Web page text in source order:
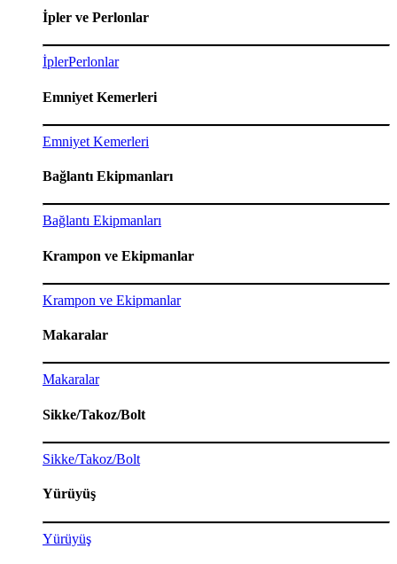
İpler ve Perlonlar
İplerPerlonlar
Emniyet Kemerleri
Emniyet Kemerleri
Bağlantı Ekipmanları
Bağlantı Ekipmanları
Krampon ve Ekipmanlar
Krampon ve Ekipmanlar
Makaralar
Makaralar
Sikke/Takoz/Bolt
Sikke/Takoz/Bolt
Yürüyüş
Yürüyüş